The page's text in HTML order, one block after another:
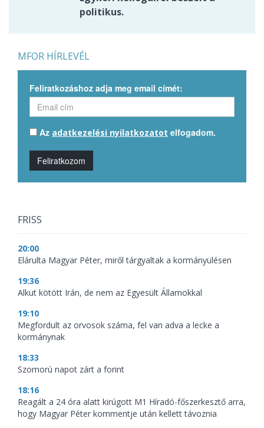
politikus.
MFOR HÍRLEVÉL
Feliratkozáshoz adja meg email címét:
Az adatkezelési nyilatkozatot elfogadom.
Feliratkozom
FRISS
20:00
Elárulta Magyar Péter, miről tárgyaltak a kormányülésen
19:36
Alkut kötött Irán, de nem az Egyesült Államokkal
19:10
Megfordult az orvosok száma, fel van adva a lecke a
kormánynak
18:33
Szomorú napot zárt a forint
18:16
Reagált a 24 óra alatt kirúgott M1 Híradó-főszerkesztő arra,
hogy Magyar Péter kommentje után kellett távoznia